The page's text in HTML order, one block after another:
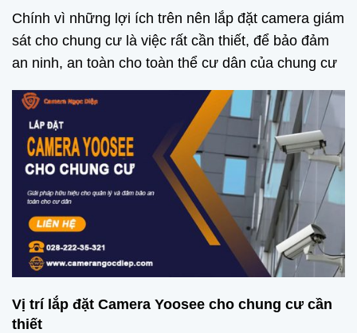
Chính vì những lợi ích trên nên lắp đặt camera giám
sát cho chung cư là việc rất cần thiết, để bảo đảm
an ninh, an toàn cho toàn thể cư dân của chung cư
Vị trí lắp đặt Camera Yoosee cho chung cư cần
thiết